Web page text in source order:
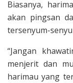
Biasanya,
akan pingsan
tersenyum-
“Jangan
menjerit dan
harimau yang